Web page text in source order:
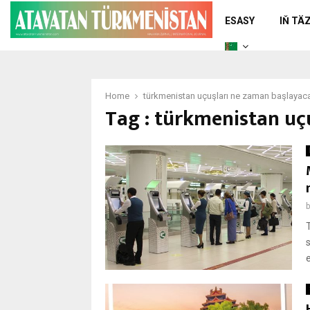
ESASY IŇ
Home türkmenistan uçuşları ne zaman
Tag : türkmenistan